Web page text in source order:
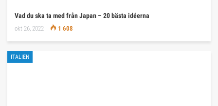
Vad du ska ta med från Japan – 20 bästa idéerna
okt 26, 2022 1 608
ITALIEN